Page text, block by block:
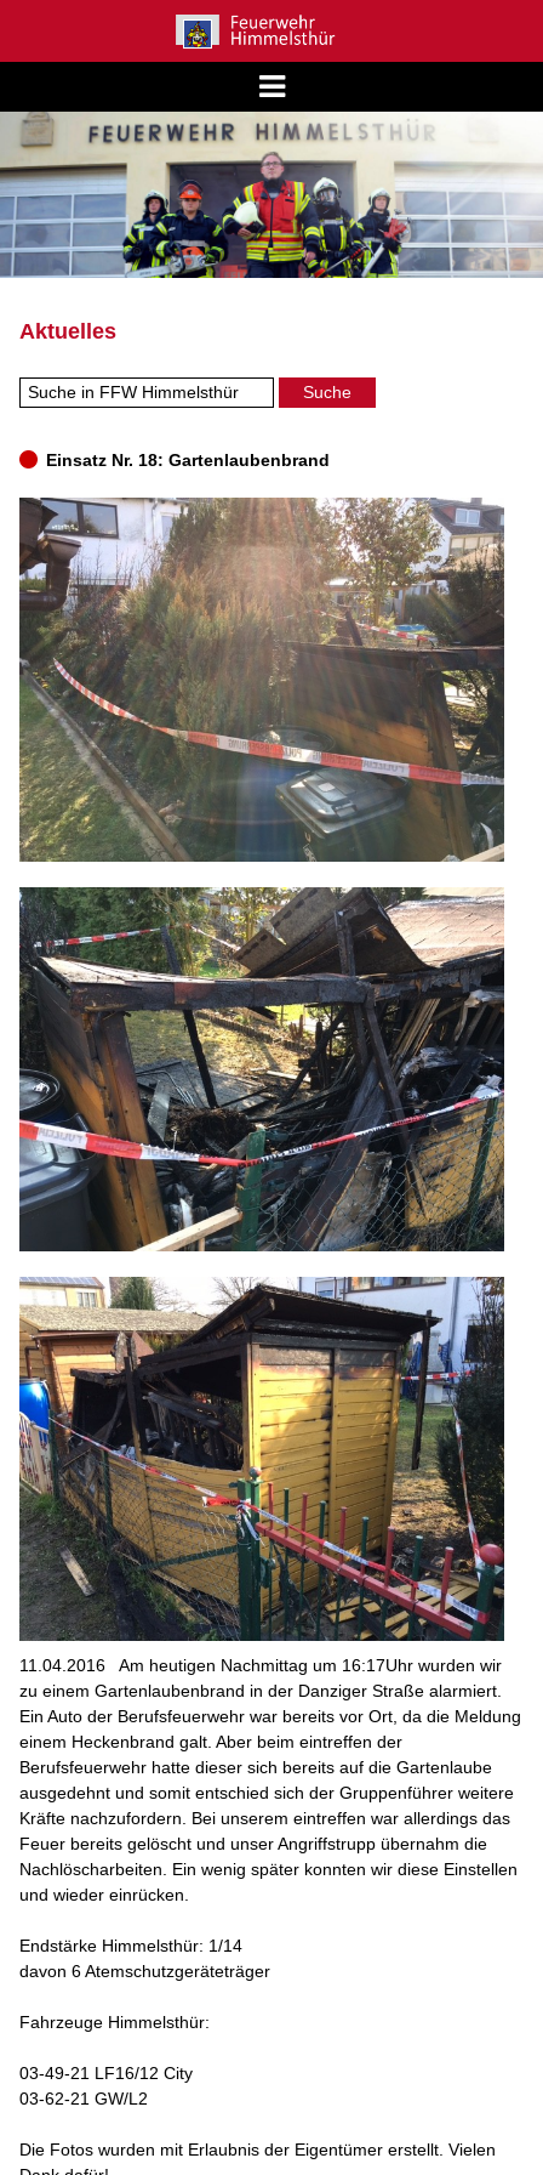
Aktuelles
Einsatz Nr. 18: Gartenlaubenbrand
11.04.2016 Am heutigen Nachmittag um 16:17Uhr wurden wir
zu einem Gartenlaubenbrand in der Danziger Straße alarmiert.
Ein Auto der Berufsfeuerwehr war bereits vor Ort, da die Meldung
einem Heckenbrand galt. Aber beim eintreffen der
Berufsfeuerwehr hatte dieser sich bereits auf die Gartenlaube
ausgedehnt und somit entschied sich der Gruppenführer weitere
Kräfte nachzufordern. Bei unserem eintreffen war allerdings das
Feuer bereits gelöscht und unser Angriffstrupp übernahm die
Nachlöscharbeiten. Ein wenig später konnten wir diese Einstellen
und wieder einrücken.
Endstärke Himmelsthür: 1/14
davon 6 Atemschutzgeräteträger
Fahrzeuge Himmelsthür:
03-49-21 LF16/12 City
03-62-21 GW/L2
Die Fotos wurden mit Erlaubnis der Eigentümer erstellt. Vielen